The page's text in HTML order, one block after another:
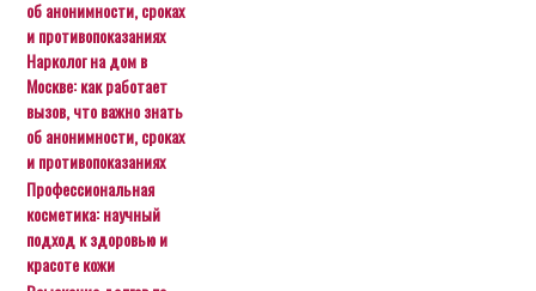
Нарколог на дом в
Москве: как работает
вызов, что важно знать
об анонимности, сроках
и противопоказаниях
Профессиональная
косметика: научный
подход к здоровью и
красоте кожи